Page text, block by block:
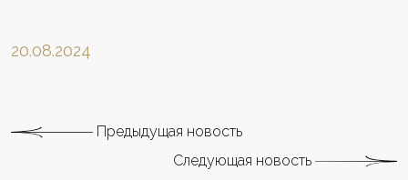
20.08.2024
Предыдущая новость
Следующая новость